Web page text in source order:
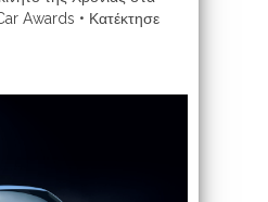
Awards • Κατέκτησε